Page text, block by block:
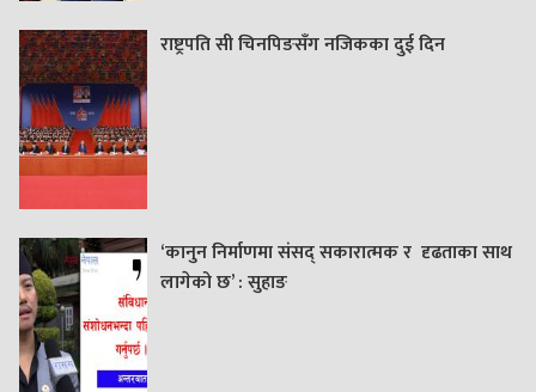
राष्ट्रपति सी चिनपिङसँग नजिकका दुई दिन
‘कानुन निर्माणमा संसद् सकारात्मक र दृढताका साथ
लागेको छ’ : सुहाङ